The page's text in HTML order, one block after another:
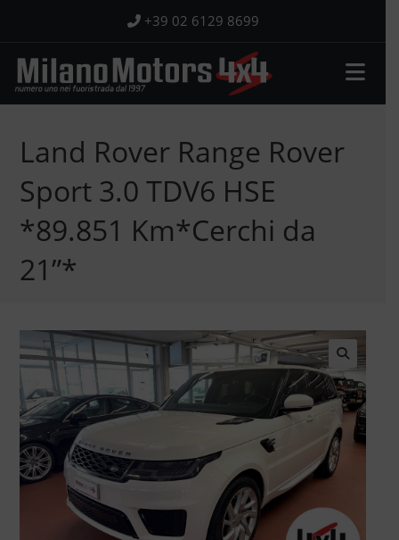
contenuto
+39 02 6129 8699
Land Rover Range Rover
Sport 3.0 TDV6 HSE
*89.851 Km*Cerchi da
21”*
🔍